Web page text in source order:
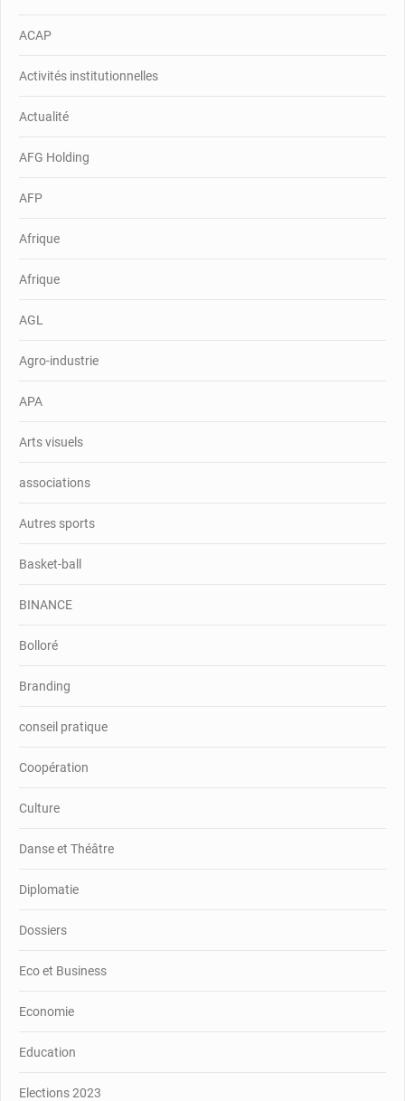
ACAP
Activités institutionnelles
Actualité
AFG Holding
AFP
Afrique
Afrique
AGL
Agro-industrie
APA
Arts visuels
associations
Autres sports
Basket-ball
BINANCE
Bolloré
Branding
conseil pratique
Coopération
Culture
Danse et Théâtre
Diplomatie
Dossiers
Eco et Business
Economie
Education
Elections 2023